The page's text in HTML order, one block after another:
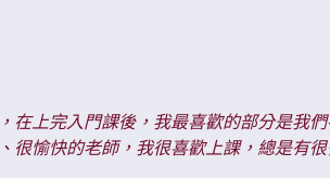
習說我所學到的東西。課堂既有趣又互
足夠的挑戰性，讓我不會感